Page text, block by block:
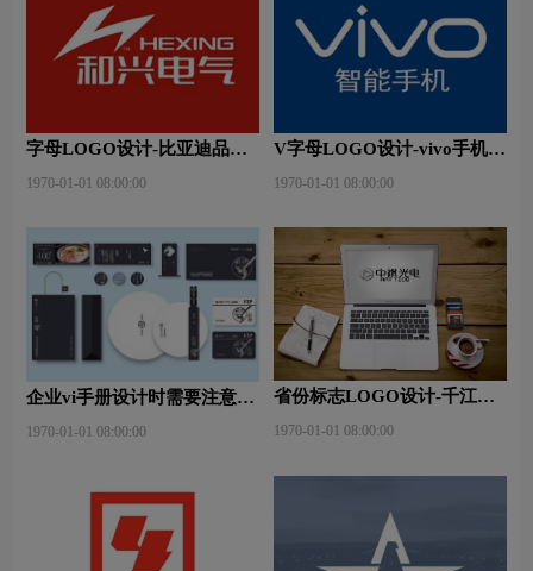
字母LOGO设计-比亚迪品牌
1970-01-01 08:00:00
V字母LOGO设计-vivo手机品
1970-01-01 08:00:00
企业vi手册设计时需要注意什
1970-01-01 08:00:00
省份标志LOGO设计-千江字
1970-01-01 08:00:00